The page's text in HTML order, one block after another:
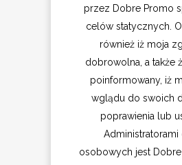
przez Dobre Promo
celów statycznych.
również iż moja
dobrowolna, a także
poinformowany, iż
wglądu do swoich
poprawienia lub
Administratorami
osobowych jest